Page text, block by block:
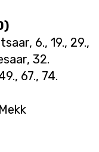
6., 19., 29.,
32.
67., 74.